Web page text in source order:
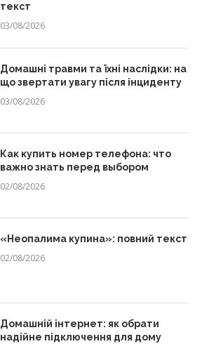
текст
03/08/2026
Домашні травми та їхні наслідки: на
що звертати увагу після інциденту
03/08/2026
Как купить номер телефона: что
важно знать перед выбором
02/08/2026
«Неопалима купина»: повний текст
02/08/2026
Домашній інтернет: як обрати
надійне підключення для дому